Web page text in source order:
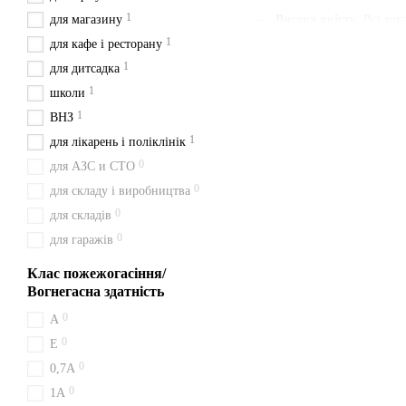
для магазину 1
для кафе і ресторану 1
для дитсадка 1
школи 1
ВНЗ 1
для лікарень і поліклінік 1
для АЗС и СТО 0
для складу і виробництва 0
для складів 0
для гаражів 0
Клас пожежогасіння/
Вогнегасна здатність
A 0
Е 0
0,7А 0
1A 0